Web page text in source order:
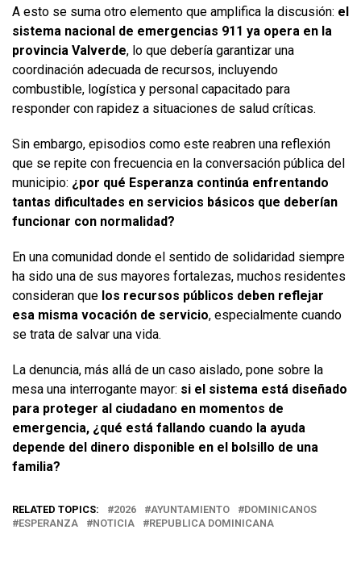
A esto se suma otro elemento que amplifica la discusión: el
sistema nacional de emergencias 911 ya opera en la
provincia Valverde, lo que debería garantizar una
coordinación adecuada de recursos, incluyendo
combustible, logística y personal capacitado para
responder con rapidez a situaciones de salud críticas.
Sin embargo, episodios como este reabren una reflexión
que se repite con frecuencia en la conversación pública del
municipio: ¿por qué Esperanza continúa enfrentando
tantas dificultades en servicios básicos que deberían
funcionar con normalidad?
En una comunidad donde el sentido de solidaridad siempre
ha sido una de sus mayores fortalezas, muchos residentes
consideran que los recursos públicos deben reflejar
esa misma vocación de servicio, especialmente cuando
se trata de salvar una vida.
La denuncia, más allá de un caso aislado, pone sobre la
mesa una interrogante mayor: si el sistema está diseñado
para proteger al ciudadano en momentos de
emergencia, ¿qué está fallando cuando la ayuda
depende del dinero disponible en el bolsillo de una
familia?
RELATED TOPICS: 2026 AYUNTAMIENTO
DOMINICANOS
ESPERANZA
NOTICIA REPUBLICA DOMINICANA